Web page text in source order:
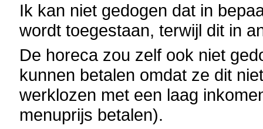
Ik kan niet gedogen dat in
wordt toegestaan, terwijl dit in
De horeca zou zelf ook niet
kunnen betalen omdat ze dit
werklozen met een laag
menuprijs betalen).